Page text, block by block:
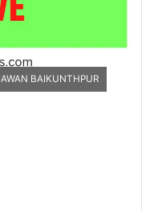
BAIKUNTHPUR